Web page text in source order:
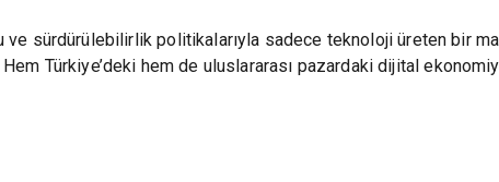
ve sürdürülebilirlik politikalarıyla sadece teknoloji üreten bir
Türkiye’deki hem de uluslararası pazardaki dijital